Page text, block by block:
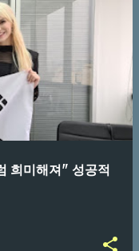
희미해져" 성공적